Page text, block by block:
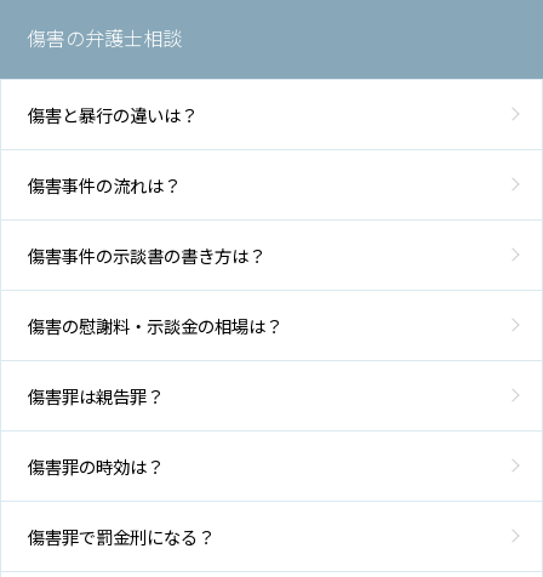
傷害の弁護士相談
傷害と暴行の違いは？
傷害事件の流れは？
傷害事件の示談書の書き方は？
傷害の慰謝料・示談金の相場は？
傷害罪は親告罪？
傷害罪の時効は？
傷害罪で罰金刑になる？